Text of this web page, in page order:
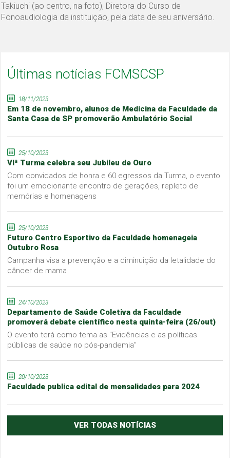
Takiuchi (ao centro, na foto), Diretora do Curso de
Fonoaudiologia da instituição, pela data de seu aniversário.
Últimas notícias FCMSCSP
18/11/2023
Em 18 de novembro, alunos de Medicina da Faculdade da
Santa Casa de SP promoverão Ambulatório Social
25/10/2023
VIª Turma celebra seu Jubileu de Ouro
Com convidados de honra e 60 egressos da Turma, o evento
foi um emocionante encontro de gerações, repleto de
memórias e homenagens
25/10/2023
Futuro Centro Esportivo da Faculdade homenageia
Outubro Rosa
Campanha visa a prevenção e a diminuição da letalidade do
câncer de mama
24/10/2023
Departamento de Saúde Coletiva da Faculdade
promoverá debate científico nesta quinta-feira (26/out)
O evento terá como tema as "Evidências e as políticas
públicas de saúde no pós-pandemia"
20/10/2023
Faculdade publica edital de mensalidades para 2024
VER TODAS NOTÍCIAS